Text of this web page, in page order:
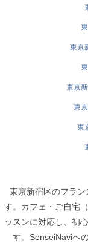
東京
東京
東
東
東京新宿区のフラ
す。カフェ・ご自宅
ッスンに対応し、初
す。SenseiNaviへ